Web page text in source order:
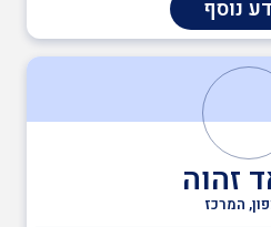
בטיחות
נוסף
זהוה
המרכז